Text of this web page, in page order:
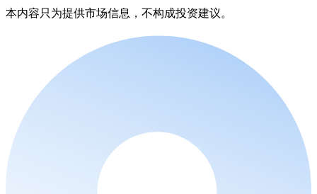
本内容只为提供市场信息，不构成投资建议。